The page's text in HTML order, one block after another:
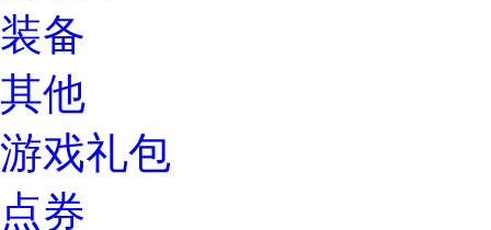
装备
其他
游戏礼包
点券